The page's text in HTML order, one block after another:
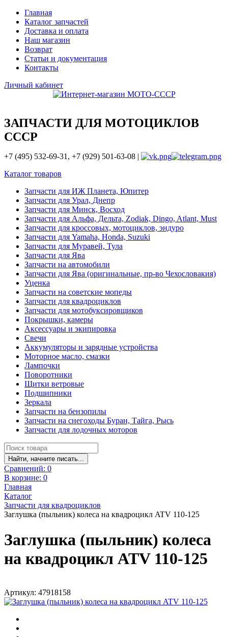
Главная
Каталог запчастей
Доставка и оплата
Наш магазин
Возврат
Статьи и документация
Контакты
Личный кабинет
ЗАПЧАСТИ ДЛЯ МОТОЦИКЛОВ
СССР
+7 (495) 532-69-31, +7 (929) 501-63-08 |
Каталог товаров
Запчасти для ИЖ Планета, Юпитер
Запчасти для Урал, Днепр
Запчасти для Минск, Восход
Запчасти для Альфа, Дельта, Zodiak, Dingo, Atlant, Must
Запчасти для кроссовых, мотоциклов, эндуро
Запчасти для Yamaha, Honda, Suzuki
Запчасти для Муравей, Тула
Запчасти для Ява
Запчасти на автомобили
Запчасти для Ява (оригинальные, пр-во Чехословакия)
Уценка
Запчасти на советские мопеды
Запчасти для квадроциклов
Запчасти для мотобуксировщиков
Покрышки, камеры
Аксессуары и экипировка
Свечи
Аккумуляторы и зарядные устройства
Моторное масло, смазки
Лампочки
Поворотники
Щитки ветровые
Подшипники
Зеркала
Запчасти на бензопилы
Запчасти на снегоходы Буран, Тайга, Рысь
Запчасти для лодочных моторов
Найти, начните писать...
Сравнений: 0
В корзине: 0
Главная
Каталог
Запчасти для квадроциклов
Заглушка (пыльник) колеса на квадроцикл ATV 110-125
Заглушка (пыльник) колеса
на квадроцикл ATV 110-125
Артикул: 47918158